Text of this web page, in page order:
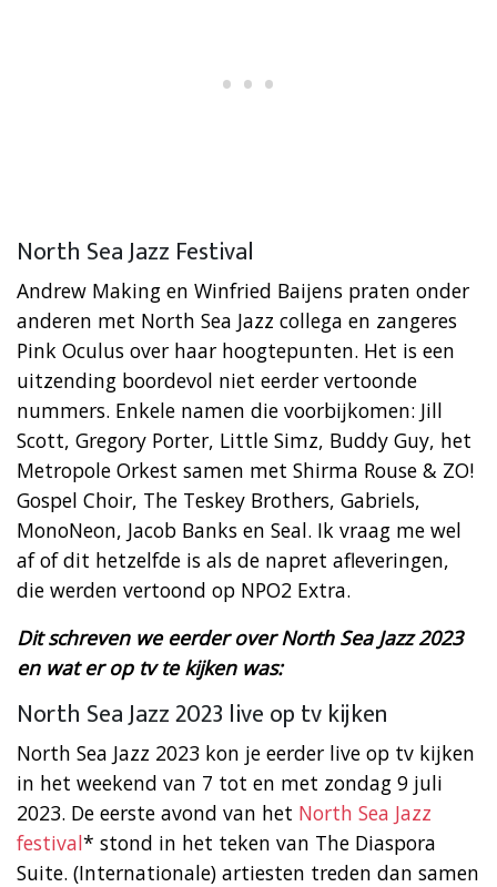
North Sea Jazz Festival
Andrew Making en Winfried Baijens praten onder
anderen met North Sea Jazz collega en zangeres
Pink Oculus over haar hoogtepunten. Het is een
uitzending boordevol niet eerder vertoonde
nummers. Enkele namen die voorbijkomen: Jill
Scott, Gregory Porter, Little Simz, Buddy Guy, het
Metropole Orkest samen met Shirma Rouse & ZO!
Gospel Choir, The Teskey Brothers, Gabriels,
MonoNeon, Jacob Banks en Seal. Ik vraag me wel
af of dit hetzelfde is als de napret afleveringen,
die werden vertoond op NPO2 Extra.
Dit schreven we eerder over North Sea Jazz 2023
en wat er op tv te kijken was:
North Sea Jazz 2023 live op tv kijken
North Sea Jazz 2023 kon je eerder live op tv kijken
in het weekend van 7 tot en met zondag 9 juli
2023. De eerste avond van het North Sea Jazz
festival* stond in het teken van The Diaspora
Suite. (Internationale) artiesten treden dan samen